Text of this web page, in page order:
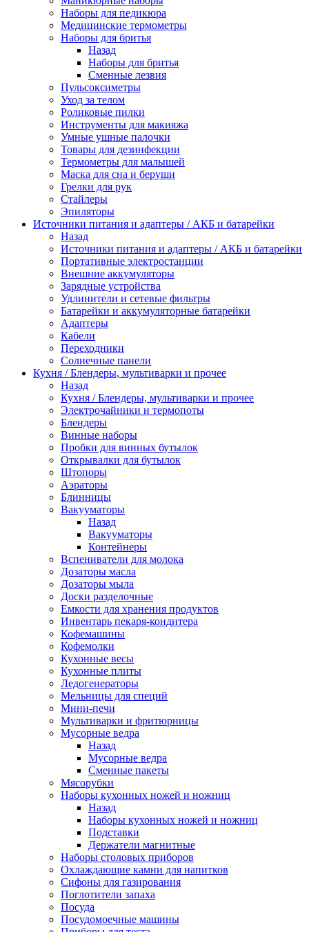
Наборы для педикюра
Медицинские термометры
Наборы для бритья
Назад
Наборы для бритья
Сменные лезвия
Пульсоксиметры
Уход за телом
Роликовые пилки
Инструменты для макияжа
Умные ушные палочки
Товары для дезинфекции
Термометры для малышей
Маска для сна и беруши
Грелки для рук
Стайлеры
Эпиляторы
Источники питания и адаптеры / АКБ и батарейки
Назад
Источники питания и адаптеры / АКБ и батарейки
Портативные электростанции
Внешние аккумуляторы
Зарядные устройства
Удлинители и сетевые фильтры
Батарейки и аккумуляторные батарейки
Адаптеры
Кабели
Переходники
Солнечные панели
Кухня / Блендеры, мультиварки и прочее
Назад
Кухня / Блендеры, мультиварки и прочее
Электрочайники и термопоты
Блендеры
Винные наборы
Пробки для винных бутылок
Открывалки для бутылок
Штопоры
Аэраторы
Блинницы
Вакууматоры
Назад
Вакууматоры
Контейнеры
Вспениватели для молока
Дозаторы масла
Дозаторы мыла
Доски разделочные
Емкости для хранения продуктов
Инвентарь пекаря-кондитера
Кофемашины
Кофемолки
Кухонные весы
Кухонные плиты
Ледогенераторы
Мельницы для специй
Мини-печи
Мультиварки и фритюрницы
Мусорные ведра
Назад
Мусорные ведра
Сменные пакеты
Мясорубки
Наборы кухонных ножей и ножниц
Назад
Наборы кухонных ножей и ножниц
Подставки
Держатели магнитные
Наборы столовых приборов
Охлаждающие камни для напитков
Сифоны для газирования
Поглотители запаха
Посуда
Посудомоечные машины